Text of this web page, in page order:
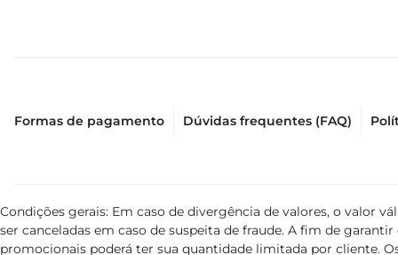
Formas de pagamento Dúvidas frequentes (FAQ)
Condições gerais: Em caso de divergência de valores, o valor
ser canceladas em caso de suspeita de fraude. A fim de
promocionais poderá ter sua quantidade limitada por cliente.